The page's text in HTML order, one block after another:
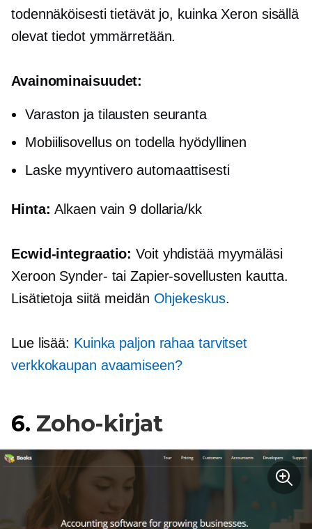
todennäköisesti tietävät jo, kuinka Xeron sisällä
olevat tiedot ymmärretään.
Avainominaisuudet:
Varaston ja tilausten seuranta
Mobiilisovellus on todella hyödyllinen
Laske myyntivero automaattisesti
Hinta:Alkaen vain 9 dollaria/kk
Ecwid-integraatio:Voit yhdistää myymäläsi
Xeroon Synder- tai Zapier-sovellusten kautta.
Lisätietoja siitä meidän Ohjekeskus.
Lue lisää: Kuinka paljon rahaa tarvitset
verkkokaupan avaamiseen?
6. Zoho-kirjat